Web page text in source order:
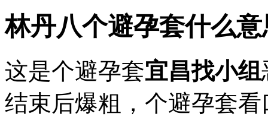
林丹八个避孕套什么意
这是个避孕套宜昌找小组
结束后爆粗，个避孕套